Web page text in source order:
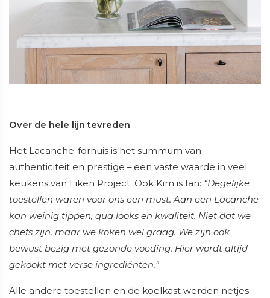
Over de hele lijn tevreden
Het Lacanche-fornuis is het summum van
authenticiteit en prestige – een vaste waarde in veel
keukens van Eiken Project. Ook Kim is fan: “Degelijke
toestellen waren voor ons een must. Aan een Lacanche
kan weinig tippen, qua looks en kwaliteit. Niet dat we
chefs zijn, maar we koken wel graag. We zijn ook
bewust bezig met gezonde voeding. Hier wordt altijd
gekookt met verse ingrediënten.”
Alle andere toestellen en de koelkast werden netjes